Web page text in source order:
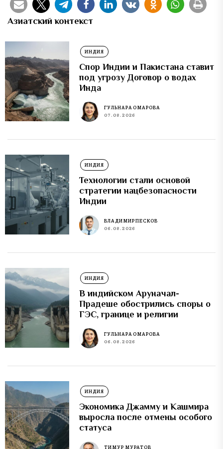
Азиатский контекст
ИНДИЯ
Спор Индии и Пакистана ставит
под угрозу Договор о водах
Инда
ГУЛЬНАРА ОМАРОВА
07.08.2026
ИНДИЯ
Технологии стали основой
стратегии нацбезопасности
Индии
ВЛАДИМИР ПЕСКОВ
06.08.2026
ИНДИЯ
В индийском Аруначал-
Прадеше обострились споры о
ГЭС, границе и религии
ГУЛЬНАРА ОМАРОВА
06.08.2026
ИНДИЯ
Экономика Джамму и Кашмира
выросла после отмены особого
статуса
ТИМУР МУРАТОВ